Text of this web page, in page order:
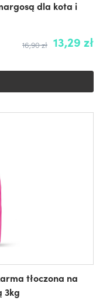
dla kota i
13,29 zł
16,90 zł
tłoczona na
3kg